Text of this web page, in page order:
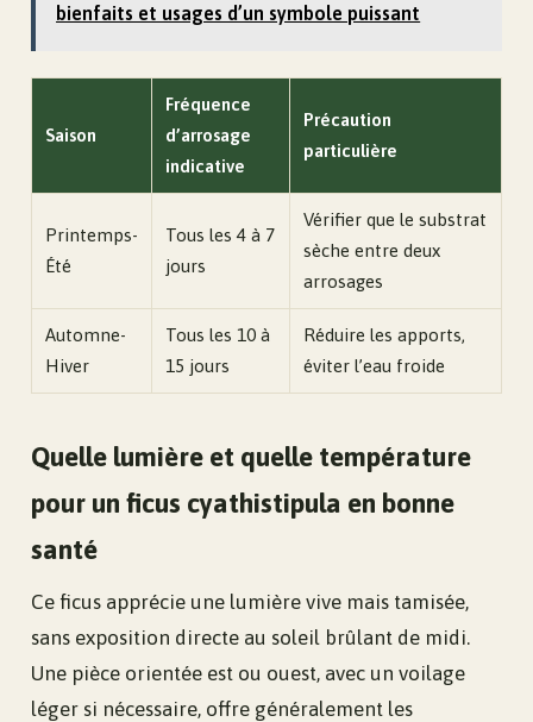
bienfaits et usages d’un symbole puissant
Saison
Fréquence
d’arrosage
indicative
Précaution
particulière
Printemps-
Été
Tous les 4 à 7
jours
Vérifier que le substrat
sèche entre deux
arrosages
Automne-
Hiver
Tous les 10 à
15 jours
Réduire les apports,
éviter l’eau froide
Quelle lumière et quelle température
pour un ficus cyathistipula en bonne
santé
Ce ficus apprécie une lumière vive mais tamisée,
sans exposition directe au soleil brûlant de midi.
Une pièce orientée est ou ouest, avec un voilage
léger si nécessaire, offre généralement les